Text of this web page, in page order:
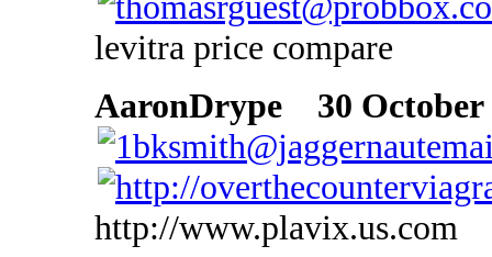
levitra price compare
AaronDrype
30 October
http://www.plavix.us.com